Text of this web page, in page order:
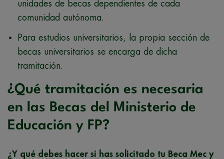
unidades de becas dependientes de cada
comunidad autónoma.
Para estudios universitarios, la propia sección de
becas universitarios se encarga de dicha
tramitación.
¿Qué tramitación es necesaria
en las Becas del Ministerio de
Educación y FP?
¿Y qué debes hacer si has solicitado tu Beca Mec y